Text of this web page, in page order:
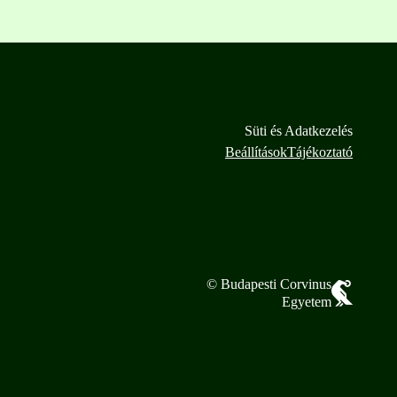
Süti és Adatkezelés
BeállításokTájékoztató
© Budapesti Corvinus
Egyetem